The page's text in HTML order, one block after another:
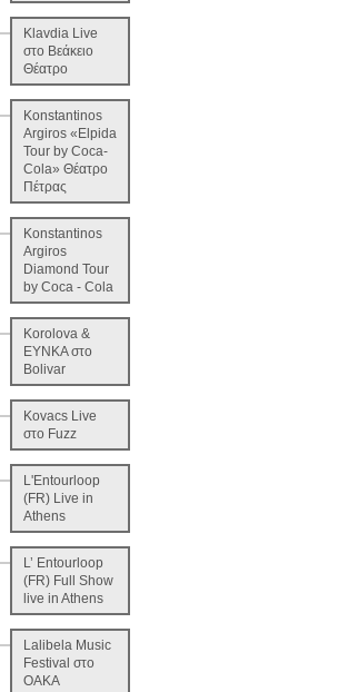
Klavdia Live
στο Βεάκειο
Θέατρο
Konstantinos
Argiros «Elpida
Tour by Coca-
Cola» Θέατρο
Πέτρας
Konstantinos
Argiros
Diamond Tour
by Coca - Cola
Korolova &
EYNKA στο
Bolivar
Kovacs Live
στο Fuzz
L'Entourloop
(FR) Live in
Athens
L’ Εntourloop
(FR) Full Show
live in Athens
Lalibela Music
Festival στο
ΟΑΚΑ